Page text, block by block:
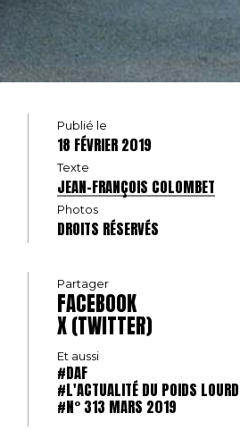
Publié le
18 FÉVRIER 2019
Texte
JEAN-FRANÇOIS COLOMBET
Photos
DROITS RÉSERVÉS
Partager
FACEBOOK
X (TWITTER)
Et aussi
#DAF
#L'ACTUALITÉ DU POIDS
#N° 313 MARS 2019